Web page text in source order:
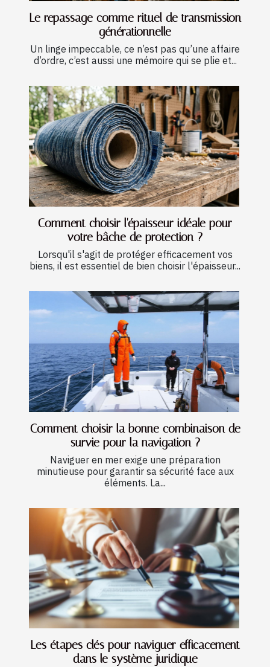
Le repassage comme rituel de transmission
générationnelle
Un linge impeccable, ce n’est pas qu’une affaire
d’ordre, c’est aussi une mémoire qui se plie et...
Comment choisir l'épaisseur idéale pour
votre bâche de protection ?
Lorsqu'il s'agit de protéger efficacement vos
biens, il est essentiel de bien choisir l'épaisseur...
Comment choisir la bonne combinaison de
survie pour la navigation ?
Naviguer en mer exige une préparation
minutieuse pour garantir sa sécurité face aux
éléments. La...
Les étapes clés pour naviguer efficacement
dans le système juridique